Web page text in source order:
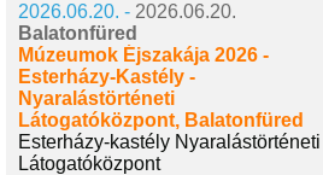
2026.06.20. - 2026.06.20.
Balatonfüred
Múzeumok Éjszakája 2026 -
Esterházy-Kastély -
Nyaralástörténeti
Látogatóközpont, Balatonfüred
Esterházy-kastély Nyaralástörténeti
Látogatóközpont